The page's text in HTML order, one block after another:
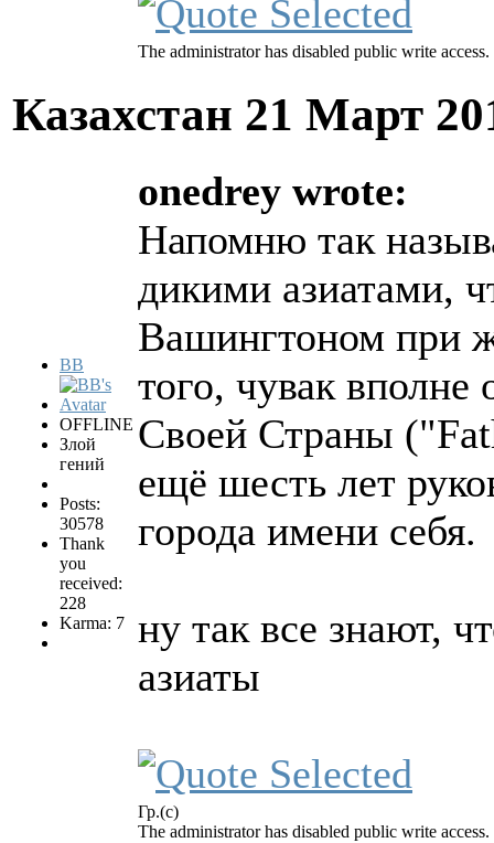
The administrator has disabled public write access.
Казахстан 21 Март
BB
OFFLINE
Злой
гений
Posts:
30578
Thank
you
received:
228
Karma: 7
onedrey wrote:
Напомню так
дикими азиатами,
Вашингтоном при
того, чувак
Своей Страны
ещё шесть лет
города имени себя.
ну так все знают,
азиаты
Гр.(с)
The administrator has disabled public write access.